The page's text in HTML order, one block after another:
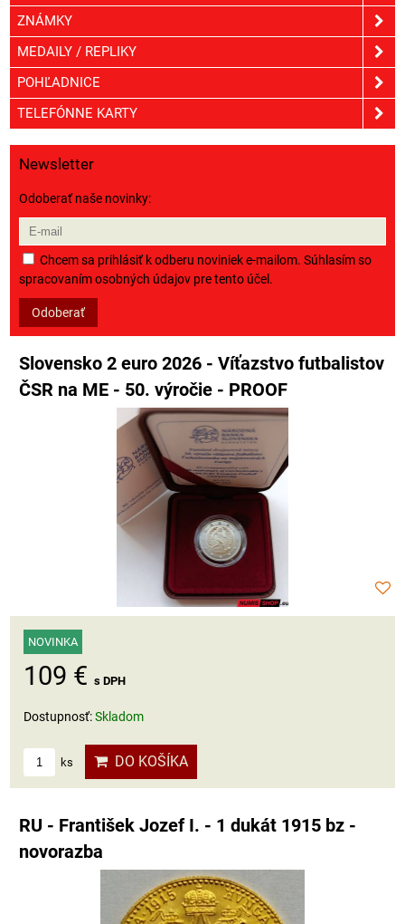
ZNÁMKY
MEDAILY / REPLIKY
POHĽADNICE
TELEFÓNNE KARTY
Newsletter
Odoberať naše novinky:
Chcem sa prihlásiť k odberu noviniek e-mailom. Súhlasím so
spracovaním osobných údajov pre tento účel.
Odoberať
Slovensko 2 euro 2026 - Víťazstvo futbalistov
ČSR na ME - 50. výročie - PROOF
NOVINKA
109 € s DPH
Dostupnosť:Skladom
ks DO KOŠÍKA
RU - František Jozef I. - 1 dukát 1915 bz -
novorazba